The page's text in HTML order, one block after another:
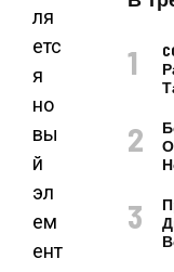
ля
етс
я
но
вы
й
эл
ем
ент